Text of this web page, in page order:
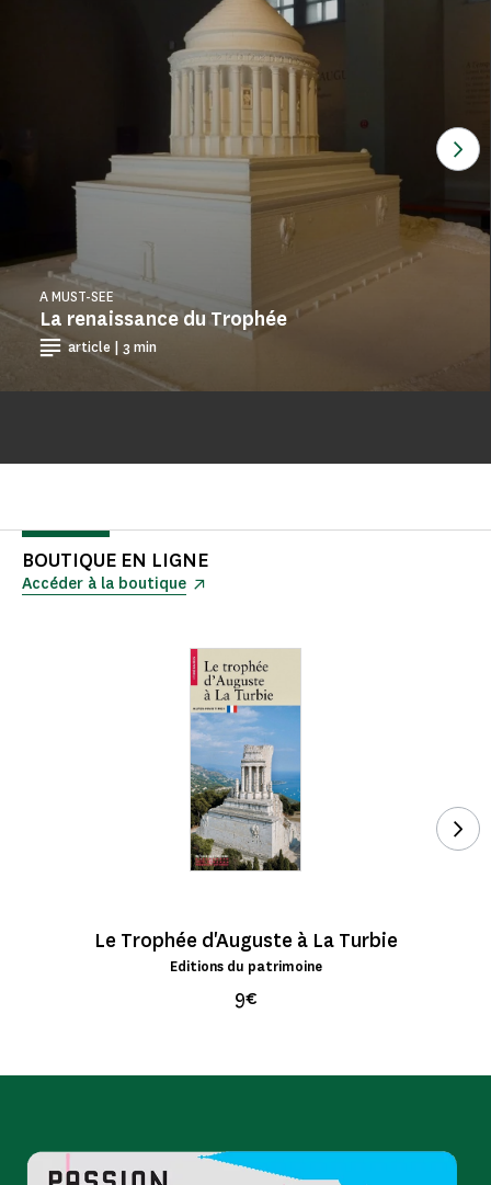
La renaissance du Trophée
A MUST-SEE
article | 3 min
BOUTIQUE EN LIGNE
Accéder à la boutique
Le Trophée d'Auguste à La Turbie
Editions du patrimoine
9€